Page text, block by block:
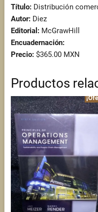
Título:Distribución
Autor:Diez
Editorial:McGrawHill
Encuadernación:
Precio:$365.00 MXN
Productos